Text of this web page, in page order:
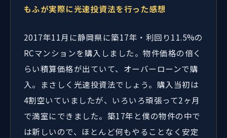
もふが実際に光速投資法を行った感想
2017年11月に静岡県に築17年・利回り11.5%の
RCマンションを購入しました。物件価格の倍く
らい積算価格が出ていて、オーバーローンで購
入。まさしく光速投資法でしょう。購入当初は
4割空いていましたが、いろいろ頑張って2ヶ月
で満室にできました。築17年と僕の物件の中で
は新しいので、ほとんど何もやることなく安定